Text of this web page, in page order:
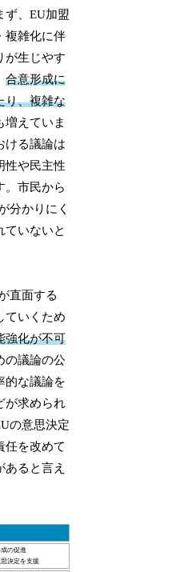
ず、EU加盟
複雑化に伴
が生じやす
合意形成に
り、複雑な
増えていま
ける議論は
性や民主性
。市民から
分かりにく
ていないと
直面する
ていくため
強化が不可
の議論の公
的な議論を
が求められ
の意思決定
任を改めて
ると言え
の促進
決定を支援